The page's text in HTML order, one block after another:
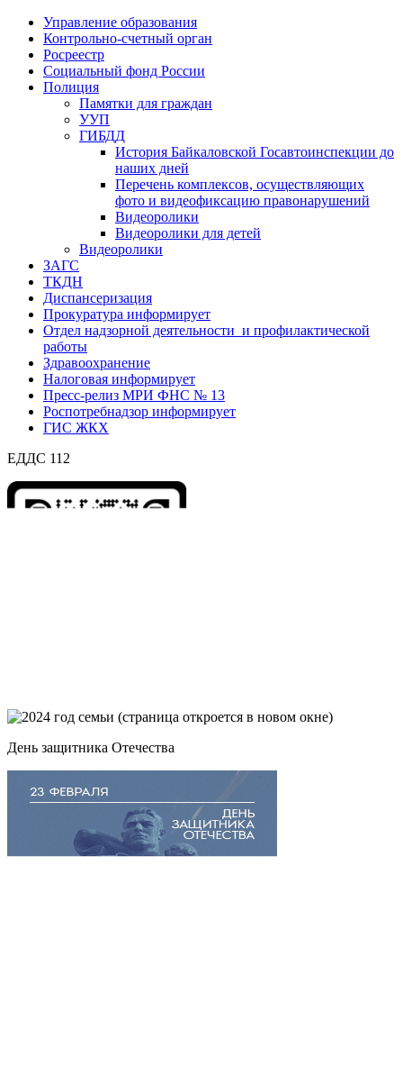
Управление образования
Контрольно-счетный орган
Росреестр
Социальный фонд России
Полиция
Памятки для граждан
УУП
ГИБДД
История Байкаловской Госавтоинспекции до
наших дней
Перечень комплексов, осуществляющих
фото и видеофиксацию правонарушений
Видеоролики
Видеоролики для детей
Видеоролики
ЗАГС
ТКДН
Диспансеризация
Прокуратура информирует
Отдел надзорной деятельности и профилактической
работы
Здравоохранение
Налоговая информирует
Пресс-релиз МРИ ФНС № 13
Роспотребнадзор информирует
ГИС ЖКХ
ЕДДС 112
День защитника Отечества